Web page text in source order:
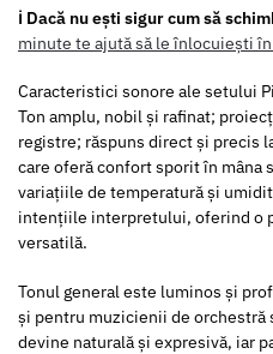
ℹ️ Dacă nu ești sigur cum să
minute te ajută să le înlocuiești
Caracteristici sonore ale setului
Ton amplu, nobil și rafinat;
registre; răspuns direct și precis
care oferă confort sporit în mâna
variațiile de temperatură și
intențiile interpretului, oferind o
versatilă.
Tonul general este luminos și
și pentru muzicienii de orchestră
devine naturală și expresivă, iar